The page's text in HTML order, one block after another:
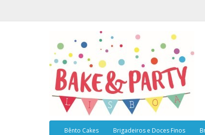
Bênto Cakes Brigadeiros e Doces Finos